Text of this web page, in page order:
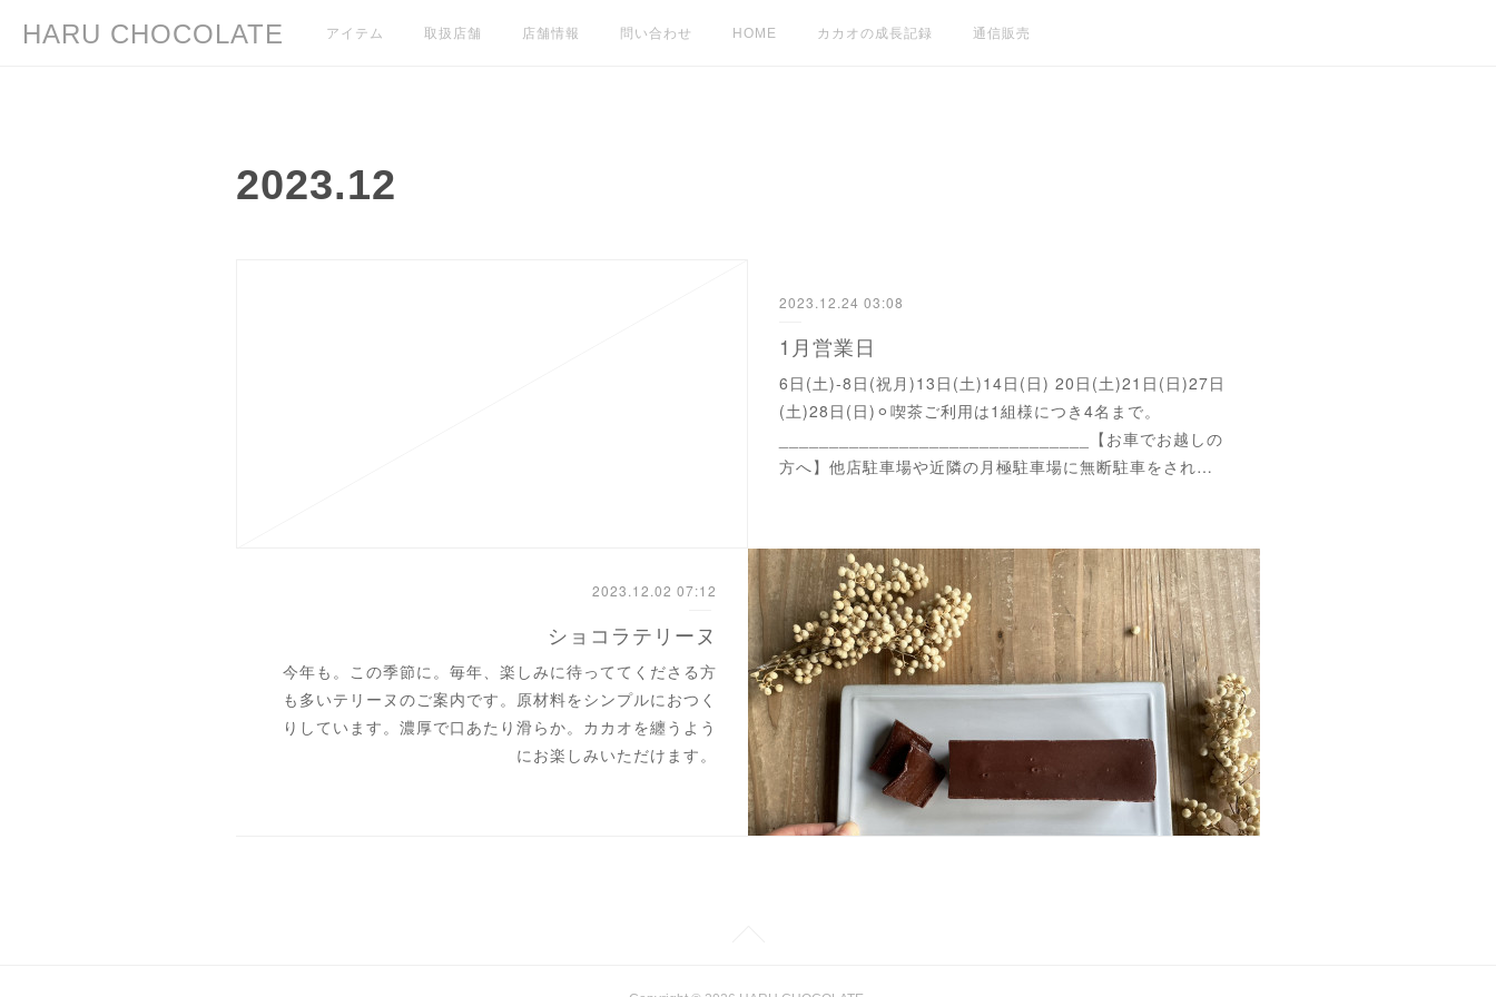
HARU CHOCOLATE アイテム 取扱店舗 店舗情報 問い合わせ HOME カカオの成長記録 通信販売
2023.12
2023.12.24 03:08
1月営業日
6日(土)-8日(祝月)13日(土)14日(日) 20日(土)21日(日)27日
(土)28日(日)⚪︎喫茶ご利用は1組様につき4名まで。
_______________________________【お車でお越しの
方へ】他店駐車場や近隣の月極駐車場に無断駐車をされ…
2023.12.02 07:12
ショコラテリーヌ
今年も。この季節に。毎年、楽しみに待っててくださる方
も多いテリーヌのご案内です。原材料をシンプルにおつく
りしています。濃厚で口あたり滑らか。カカオを纏うよう
にお楽しみいただけます。